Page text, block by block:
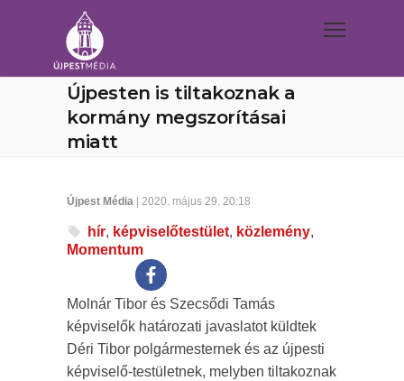
Újpesten is tiltakoznak a
kormány megszorításai
miatt
Újpest Média | 2020. május 29. 20:18
hír, képviselőtestület, közlemény,
Momentum
Molnár Tibor és Szecsődi Tamás
képviselők határozati javaslatot küldtek
Déri Tibor polgármesternek és az újpesti
képviselő-testületnek, melyben tiltakoznak